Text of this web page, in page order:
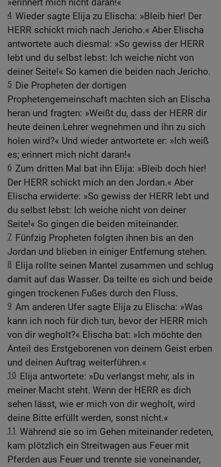
»erinnert mich nicht daran!«
4 Wieder sagte Elija zu Elischa: »Bleib hier! Der
HERR schickt mich nach Jericho.« Aber Elischa
antwortete auch diesmal: »So gewiss der HERR
lebt und du selbst lebst: Ich weiche nicht von
deiner Seite!« So kamen die beiden nach Jericho.
5 Die Propheten der dortigen
Prophetengemeinschaft machten sich an Elischa
heran und fragten: »Weißt du, dass der HERR dir
heute deinen Lehrer wegnehmen und ihn zu sich
holen wird?« Und wieder antwortete er: »Ich weiß
es; erinnert mich nicht daran!«
6 Zum dritten Mal bat ihn Elija: »Bleib doch hier!
Der HERR schickt mich an den Jordan.« Aber
Elischa erwiderte: »So gewiss der HERR lebt und
du selbst lebst: Ich weiche nicht von deiner
Seite!« So gingen die beiden miteinander.
7 Fünfzig Propheten folgten ihnen bis an den
Jordan und blieben in einiger Entfernung stehen.
8 Elija rollte seinen Mantel zusammen und schlug
damit auf das Wasser. Da teilte es sich und beide
gingen trockenen Fußes durch den Fluss.
9 Am anderen Ufer sagte Elija zu Elischa: »Was
kann ich noch für dich tun, bevor der HERR mich
von dir wegholt?« Elischa bat: »Ich möchte den
Anteil des Erstgeborenen von deinem Geist erben
und deinen Auftrag weiterführen.«
10 Elija antwortete: »Du verlangst mehr, als in
meiner Macht steht. Wenn der HERR es dich
sehen lässt, wie er mich von dir wegholt, wird
deine Bitte erfüllt werden, sonst nicht.«
11 Während sie so im Gehen miteinander redeten,
kam plötzlich ein Streitwagen aus Feuer mit
Pferden aus Feuer und trennte sie voneinander,